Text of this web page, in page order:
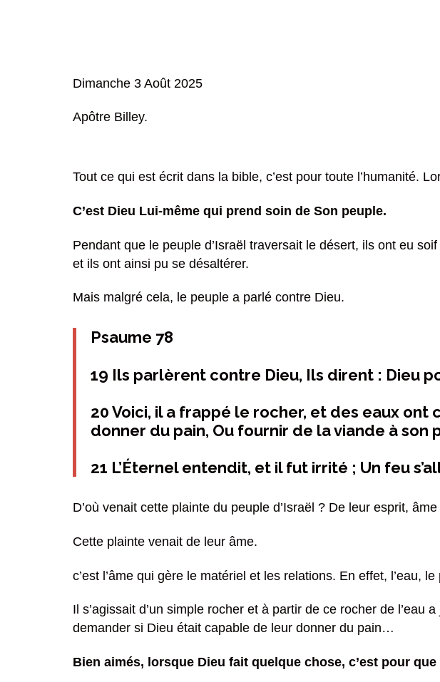
Dimanche 3 Août 2025
Apôtre Billey.
Tout ce qui est écrit dans la bible, c’est pour toute l’humanité.
C’est Dieu Lui-même qui prend soin de Son peuple.
Pendant que le peuple d’Israël traversait le désert, ils ont eu
et ils ont ainsi pu se désaltérer.
Mais malgré cela, le peuple a parlé contre Dieu.
Psaume 78
19 Ils parlèrent contre Dieu, Ils dirent : Dieu
20 Voici, il a frappé le rocher, et des eaux
donner du pain, Ou fournir de la viande à son
21 L’Éternel entendit, et il fut irrité ; Un feu
D’où venait cette plainte du peuple d’Israël ? De leur esprit,
Cette plainte venait de leur âme.
c’est l’âme qui gère le matériel et les relations. En effet, l’eau,
Il s’agissait d’un simple rocher et à partir de ce rocher de
demander si Dieu était capable de leur donner du pain…
Bien aimés, lorsque Dieu fait quelque chose, c’est pour